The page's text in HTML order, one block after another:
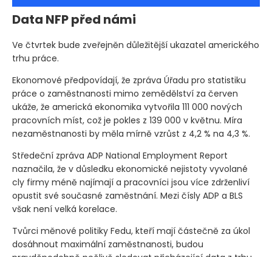
Data NFP před námi
Ve čtvrtek bude zveřejněn důležitější ukazatel amerického
trhu práce.
Ekonomové předpovídají, že zpráva Úřadu pro statistiku
práce o zaměstnanosti mimo zemědělství za červen
ukáže, že americká ekonomika vytvořila 111 000 nových
pracovních míst, což je pokles z 139 000 v květnu. Míra
nezaměstnanosti by měla mírně vzrůst z 4,2 % na 4,3 %.
Středeční zpráva ADP National Employment Report
naznačila, že v důsledku ekonomické nejistoty vyvolané
cly firmy méně najímají a pracovníci jsou více zdrženliví
opustit své současné zaměstnání. Mezi čísly ADP a BLS
však není velká korelace.
Tvůrci měnové politiky Fedu, kteří mají částečně za úkol
dosáhnout maximální zaměstnanosti, budou